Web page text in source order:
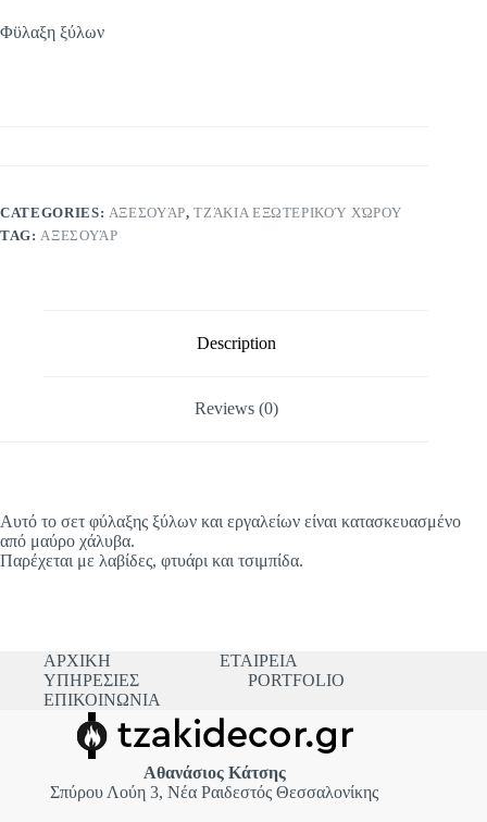
Φϋλαξη ξύλων
CATEGORIES: ΑΞΕΣΟΥΆΡ,ΤΖΆΚΙΑ ΕΞΩΤΕΡΙΚΟΎ ΧΏΡΟΥ
TAG:ΑΞΕΣΟΥΆΡ
Description
Reviews (0)
Αυτό το σετ φύλαξης ξύλων και εργαλείων είναι κατασκευασμένο
από μαύρο χάλυβα.
Παρέχεται με λαβίδες, φτυάρι και τσιμπίδα.
ΑΡΧΙΚΗ
ΕΤΑΙΡΕΙΑ
ΥΠΗΡΕΣΙΕΣ
PORTFOLIO
ΕΠΙΚΟΙΝΩΝΙΑ
Αθανάσιος Κάτσης
Σπύρου Λούη 3, Νέα Ραιδεστός Θεσσαλονίκης